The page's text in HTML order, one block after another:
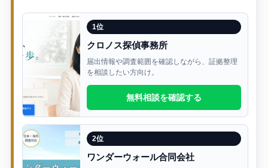
1位
クロノス探偵事務所
届出情報や調査範囲を確認しながら、証拠整理
を相談したい方向け。
無料相談を確認する
2位
ワンダーウォール合同会社